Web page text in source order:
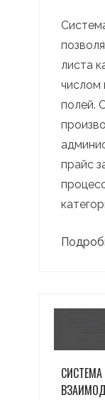
листа
числом
полей.
прайс